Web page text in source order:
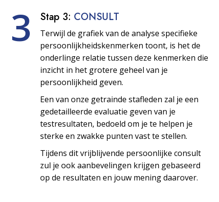
3 Stap 3: CONSULT
Terwijl de grafiek van de analyse specifieke
persoonlijkheids­kenmerken toont, is het de
onderlinge relatie tussen deze kenmerken die
inzicht in het grotere geheel van je
persoonlijkheid geven.
Een van onze getrainde stafleden zal je een
gedetailleerde evaluatie geven van je
testresultaten, bedoeld om je te helpen je
sterke en zwakke punten vast te stellen.
Tijdens dit vrijblijvende persoonlijke consult
zul je ook aanbevelingen krijgen gebaseerd
op de resultaten en jouw mening daarover.